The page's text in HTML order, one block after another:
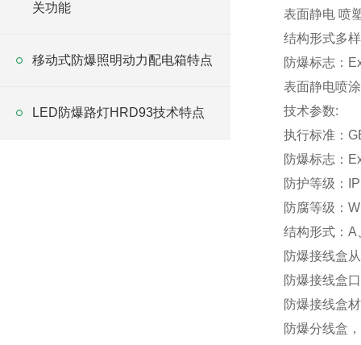
关功能
移动式防爆照明动力配电箱特点
LED防爆路灯HRD93技术特点
表面静电 喷
结构形式多
防爆标志：
表面静电喷
技术参数:
执行标准：
防爆标志：
防护等级：
防腐等级：
结构形式：A
防爆接线盒
防爆接线盒
防爆接线盒
防爆分线盒